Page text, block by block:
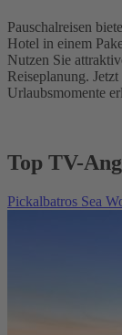
Pauschalreisen
Hotel in einem
Nutzen Sie
Reiseplanung.
Urlaubsmomente
Top TV-
Pickalbatros Sea